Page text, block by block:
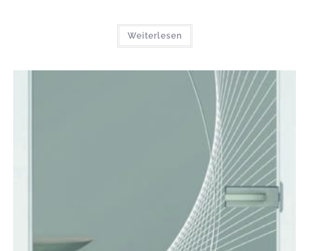
Weiterlesen